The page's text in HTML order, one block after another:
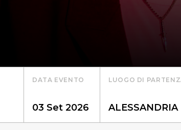
DATA EVENTO LUOGO DI